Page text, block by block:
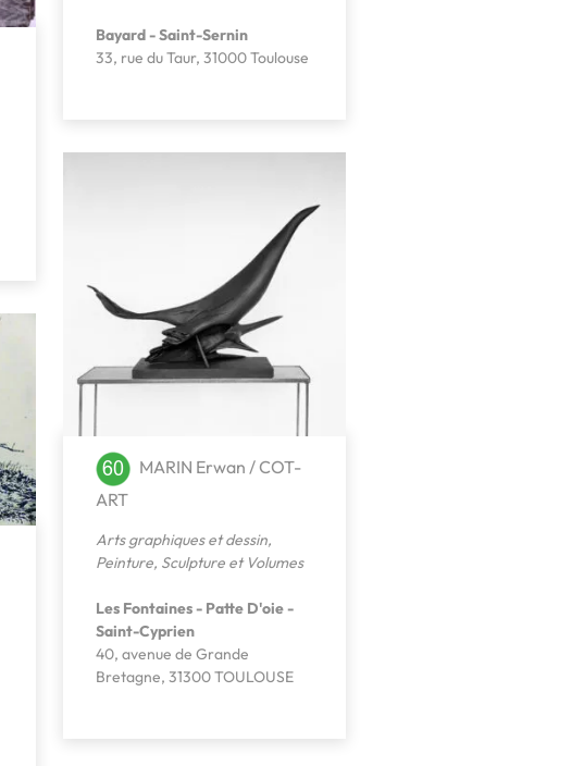
Bayard - Saint-Sernin
33, rue du Taur, 31000 Toulouse
MARIN Erwan / COT-
ART
Arts graphiques et dessin,
Peinture, Sculpture et Volumes
Les Fontaines - Patte D'oie -
Saint-Cyprien
40, avenue de Grande
Bretagne, 31300 TOULOUSE